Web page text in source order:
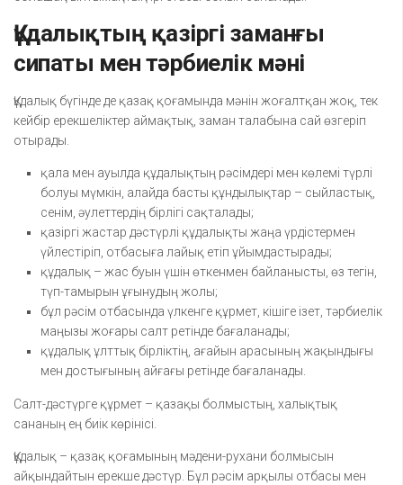
Құдалықтың қазіргі заманғы
сипаты мен тәрбиелік мәні
Құдалық бүгінде де қазақ қоғамында мәнін жоғалтқан жоқ, тек
кейбір ерекшеліктер аймақтық, заман талабына сай өзгеріп
отырады.
қала мен ауылда құдалықтың рәсімдері мен көлемі түрлі
болуы мүмкін, алайда басты құндылықтар – сыйластық,
сенім, әулеттердің бірлігі сақталады;
қазіргі жастар дәстүрлі құдалықты жаңа үрдістермен
үйлестіріп, отбасыға лайық етіп ұйымдастырады;
құдалық – жас буын үшін өткенмен байланысты, өз тегін,
түп-тамырын ұғынудың жолы;
бұл рәсім отбасында үлкенге құрмет, кішіге ізет, тәрбиелік
маңызы жоғары салт ретінде бағаланады;
құдалық ұлттық бірліктің, ағайын арасының жақындығы
мен достығының айғағы ретінде бағаланады.
Салт-дәстүрге құрмет – қазақы болмыстың, халықтық
сананың ең биік көрінісі.
Құдалық – қазақ қоғамының мәдени-рухани болмысын
айқындайтын ерекше дәстүр. Бұл рәсім арқылы отбасы мен